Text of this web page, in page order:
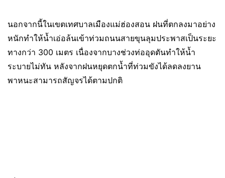
นอกจากนี้ในเขตเทศบาลเมืองแม่ฮ่องสอน ฝนที่ตกลงมาอย่าง
หนักทำให้น้ำเอ่อล้นเข้าท่วมถนนสายขุนลุมประพาสเป็นระยะ
ทางกว่า 300 เมตร เนื่องจากบางช่วงท่ออุดตันทำให้น้ำ
ระบายไม่ทัน หลังจากฝนหยุดตกน้ำที่ท่วมขังได้ลดลงยาน
พาหนะสามารถสัญจรได้ตามปกติ